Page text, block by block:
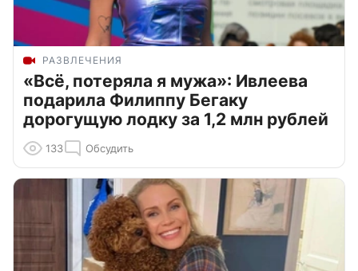
РАЗВЛЕЧЕНИЯ
«Всё, потеряла я мужа»: Ивлеева
подарила Филиппу Бегаку
дорогущую лодку за 1,2 млн рублей
133 Обсудить